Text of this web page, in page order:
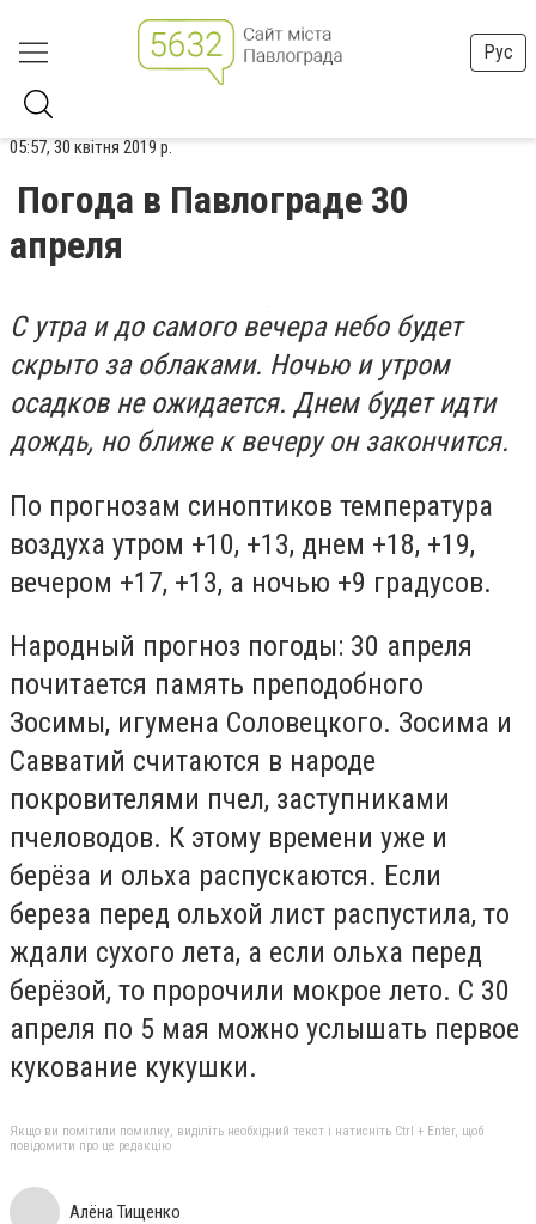
Рус
05:57, 30 квітня 2019 р.
Погода в Павлограде 30
апреля
С утра и до самого вечера небо будет
скрыто за облаками. Ночью и утром
осадков не ожидается. Днем будет идти
дождь, но ближе к вечеру он закончится.
По прогнозам синоптиков температура
воздуха утром +10, +13, днем +18, +19,
вечером +17, +13, а ночью +9 градусов.
Народный прогноз погоды: 30 апреля
почитается память преподобного
Зосимы, игумена Соловецкого. Зосима и
Савватий считаются в народе
покровителями пчел, заступниками
пчеловодов. К этому времени уже и
берёза и ольха распускаются. Если
береза перед ольхой лист распустила, то
ждали сухого лета, а если ольха перед
берёзой, то пророчили мокрое лето. С 30
апреля по 5 мая можно услышать первое
кукование кукушки.
Якщо ви помітили помилку, виділіть необхідний текст і натисніть Ctrl + Enter, щоб
повідомити про це редакцію
Алёна Тищенко